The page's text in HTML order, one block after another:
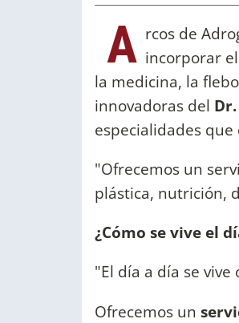
A rcos de
incorporar el
la medicina, la
innovadoras del
especialidades
"Ofrecemos un
plástica, nutrición,
¿Cómo se vive el
"El día a día se
Ofrecemos un